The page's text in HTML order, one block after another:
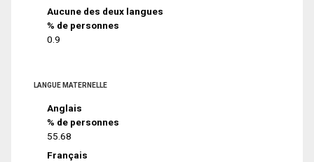
Aucune des deux langues
% de personnes
0.9
LANGUE MATERNELLE
Anglais
% de personnes
55.68
Français